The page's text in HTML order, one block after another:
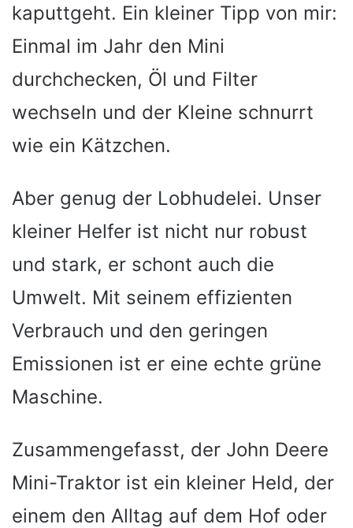
kaputtgeht. Ein kleiner Tipp von mir:
Einmal im Jahr den Mini
durchchecken, Öl und Filter
wechseln und der Kleine schnurrt
wie ein Kätzchen.
Aber genug der Lobhudelei. Unser
kleiner Helfer ist nicht nur robust
und stark, er schont auch die
Umwelt. Mit seinem effizienten
Verbrauch und den geringen
Emissionen ist er eine echte grüne
Maschine.
Zusammengefasst, der John Deere
Mini-Traktor ist ein kleiner Held, der
einem den Alltag auf dem Hof oder